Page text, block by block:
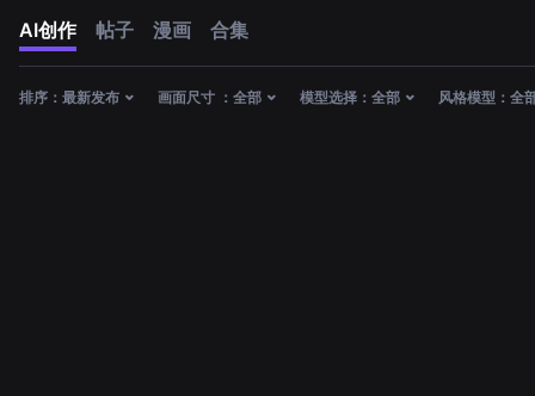
AI创作 帖子 漫画 合集
排序： 最新发布 画面尺寸 ： 全部 模型选择： 全部 风格模型： 全